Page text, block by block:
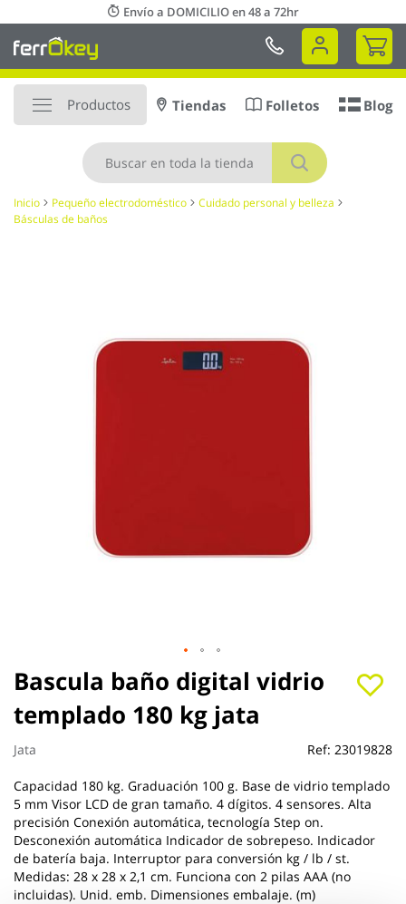
al
contenido
Envío a DOMICILIO en 48 a 72hr
Mi
Productos
Buscar
Tiendas Folletos Blog
Inicio Pequeño electrodoméstico
Cuidado personal y belleza
Básculas de baños
Bascula baño digital vidrio
templado 180 kg jata
Jata Ref: 23019828
Capacidad 180 kg. Graduación 100 g. Base de vidrio templado
5 mm Visor LCD de gran tamaño. 4 dígitos. 4 sensores. Alta
precisión Conexión automática, tecnología Step on.
Desconexión automática Indicador de sobrepeso. Indicador
de batería baja. Interruptor para conversión kg / lb / st.
Medidas: 28 x 28 x 2,1 cm. Funciona con 2 pilas AAA (no
incluidas). Unid. emb. Dimensiones embalaje. (m)
Saltar
al
comienzo
de
la
galería
de
imágenes